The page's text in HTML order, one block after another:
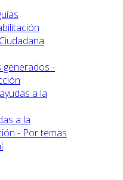
generados -
a la
a la
- Por temas